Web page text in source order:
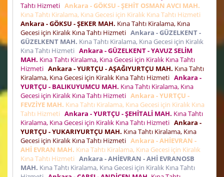
Tahtı Hizmeti Ankara - GÖKSU - ŞEHİT OSMAN AVCI MAH.
Kına Tahtı Kiralama, Kına Gecesi için Kiralık Kına Tahtı Hizmeti
Ankara - GÖKSU - ŞEKER MAH. Kına Tahtı Kiralama, Kına
Gecesi için Kiralık Kına Tahtı Hizmeti Ankara - GÜZELKENT -
GÜZELKENT MAH. Kına Tahtı Kiralama, Kına Gecesi için Kiralık
Kına Tahtı Hizmeti Ankara - GÜZELKENT - YAVUZ SELİM
MAH. Kına Tahtı Kiralama, Kına Gecesi için Kiralık Kına Tahtı
Hizmeti Ankara - YURTÇU - AŞAĞIYURTÇU MAH. Kına Tahtı
Kiralama, Kına Gecesi için Kiralık Kına Tahtı Hizmeti Ankara -
YURTÇU - BALIKUYUMCU MAH. Kına Tahtı Kiralama, Kına
Gecesi için Kiralık Kına Tahtı Hizmeti Ankara - YURTÇU -
FEVZİYE MAH. Kına Tahtı Kiralama, Kına Gecesi için Kiralık Kına
Tahtı Hizmeti Ankara - YURTÇU - ŞEHİTALİ MAH. Kına Tahtı
Kiralama, Kına Gecesi için Kiralık Kına Tahtı Hizmeti Ankara -
YURTÇU - YUKARIYURTÇU MAH. Kına Tahtı Kiralama, Kına
Gecesi için Kiralık Kına Tahtı Hizmeti Ankara - AHİEVRAN -
AHİ EVRAN MAH. Kına Tahtı Kiralama, Kına Gecesi için Kiralık
Kına Tahtı Hizmeti Ankara - AHİEVRAN - AHİ EVRANOSB
MAH. Kına Tahtı Kiralama, Kına Gecesi için Kiralık Kına Tahtı